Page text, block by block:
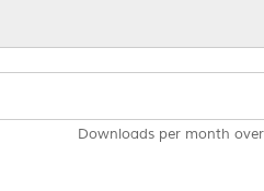
Downloads per month